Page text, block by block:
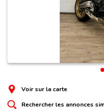
Voir sur la carte
Rechercher les annonces